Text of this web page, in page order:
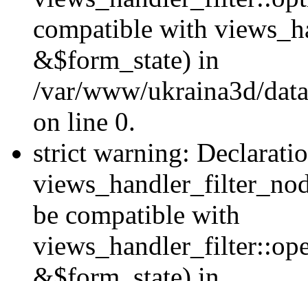
compatible with
&$form_state) in
/var/www/ukraina3d/
on line 0.
strict warning:
be compatible with